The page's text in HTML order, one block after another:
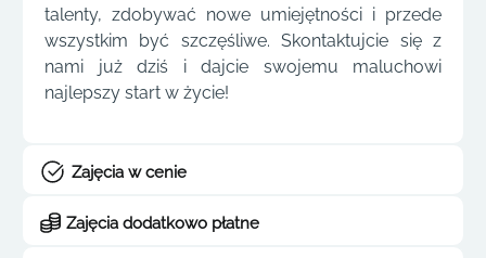
talenty, zdobywać nowe umiejętności i przede
wszystkim być szczęśliwe. Skontaktujcie się z
nami już dziś i dajcie swojemu maluchowi
najlepszy start w życie!
Zajęcia w cenie
Zajęcia dodatkowo płatne